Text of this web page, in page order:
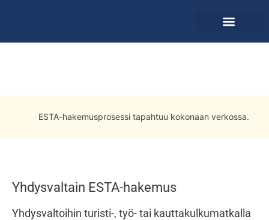
ESTA-hakemusprosessi tapahtuu kokonaan verkossa.
Yhdysvaltain ESTA-hakemus
Yhdysvaltoihin turisti-, työ- tai kauttakulkumatkalla